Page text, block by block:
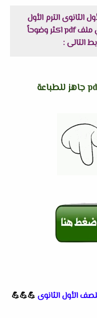
الثانوى الترم الأول
2024 إدارة الخارجة التعليمية في ملف pdf اكثر وضوحاً
التالى :
الأول الثانوى 💪💪💪